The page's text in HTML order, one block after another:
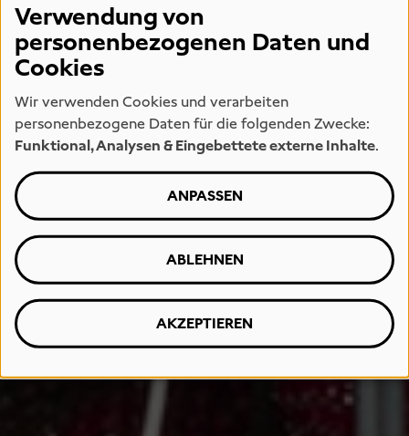
Verwendung von
personenbezogenen Daten und
Cookies
Wir verwenden Cookies und verarbeiten
personenbezogene Daten für die folgenden Zwecke:
Funktional, Analysen & Eingebettete externe Inhalte.
ANPASSEN
ABLEHNEN
AKZEPTIEREN